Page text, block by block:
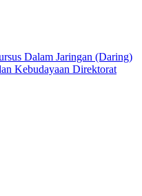
Dalam Jaringan (Daring)
Kebudayaan Direktorat